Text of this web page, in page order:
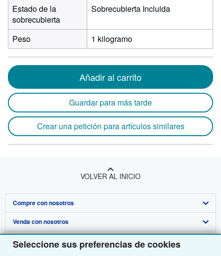
Seleccione sus preferencias de cookies
Estado de la
sobrecubierta
Sobrecubierta Incluida
Peso 1 kilogramo
Añadir al carrito
Guardar para más tarde
Crear una petición para artículos similares
VOLVER AL INICIO
Compre con nosotros
Búsqueda avanzada
Colecciones
Venda con nosotros
Comenzar a vender
Sobre nosotros